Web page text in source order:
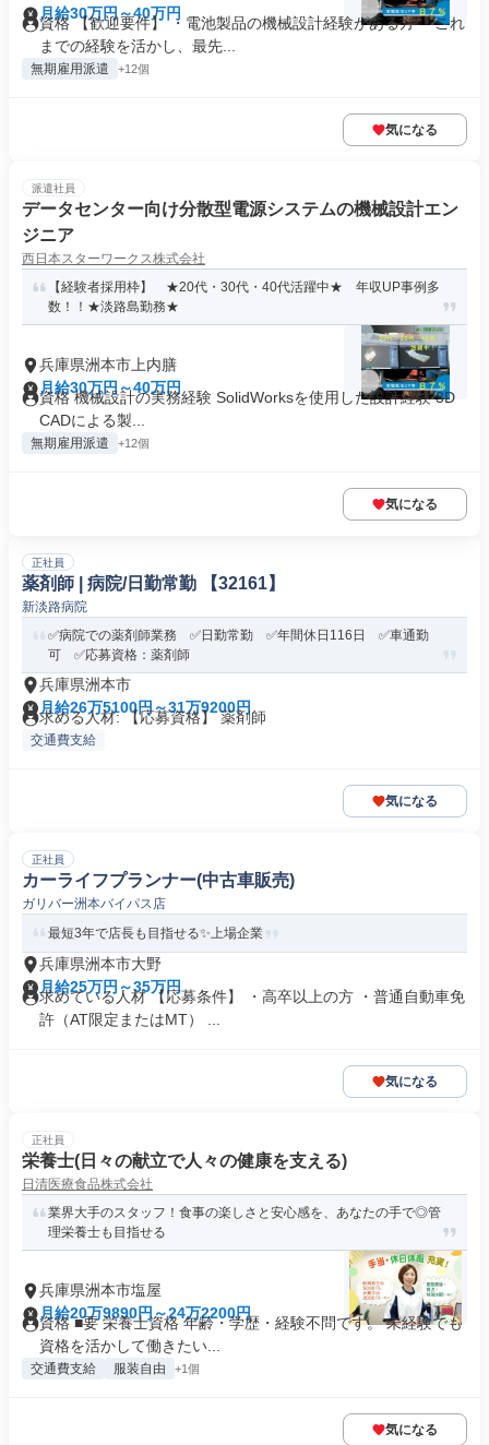
月給30万円～40万円
資格 【歓迎要件】 ・電池製品の機械設計経験がある方 「これ
までの経験を活かし、最先...
無期雇用派遣 +12個
気になる
派遣社員
データセンター向け分散型電源システムの機械設計エン
ジニア
西日本スターワークス株式会社
【経験者採用枠】 ★20代・30代・40代活躍中★ 年収UP事例多
数！！★淡路島勤務★
兵庫県洲本市上内膳
月給30万円～40万円
資格 機械設計の実務経験 SolidWorksを使用した設計経験 3D
CADによる製...
無期雇用派遣 +12個
気になる
正社員
薬剤師 | 病院/日勤常勤 【32161】
新淡路病院
✅病院での薬剤師業務 ✅日勤常勤 ✅年間休日116日 ✅車通勤
可 ✅応募資格：薬剤師
兵庫県洲本市
月給26万5100円～31万9200円
求める人材: 【応募資格】 薬剤師
交通費支給
気になる
正社員
カーライフプランナー(中古車販売)
ガリバー洲本バイパス店
最短3年で店長も目指せる✨上場企業
兵庫県洲本市大野
月給25万円～35万円
求めている人材 【応募条件】 ・高卒以上の方 ・普通自動車免
許（AT限定またはMT） ...
気になる
正社員
栄養士(日々の献立で人々の健康を支える)
日清医療食品株式会社
業界大手のスタッフ！食事の楽しさと安心感を、あなたの手で◎管
理栄養士も目指せる
兵庫県洲本市塩屋
月給20万9890円～24万2200円
資格 ■要 栄養士資格 年齢・学歴・経験不問です。 未経験でも
資格を活かして働きたい...
交通費支給 服装自由 +1個
気になる